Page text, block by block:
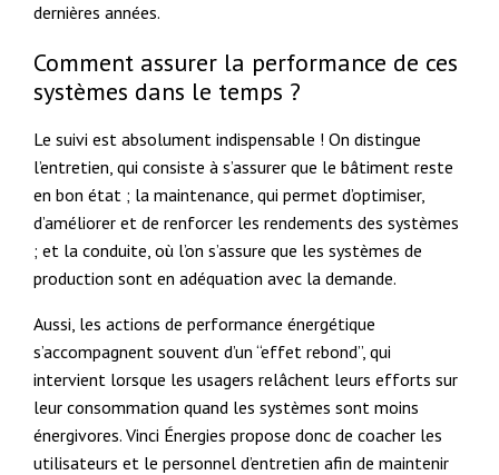
dernières années.
Comment assurer la performance de ces
systèmes dans le temps ?
Le suivi est absolument indispensable ! On distingue
l’entretien, qui consiste à s’assurer que le bâtiment reste
en bon état ; la maintenance, qui permet d’optimiser,
d’améliorer et de renforcer les rendements des systèmes
; et la conduite, où l’on s’assure que les systèmes de
production sont en adéquation avec la demande.
Aussi, les actions de performance énergétique
s’accompagnent souvent d’un “effet rebond”, qui
intervient lorsque les usagers relâchent leurs efforts sur
leur consommation quand les systèmes sont moins
énergivores. Vinci Énergies propose donc de coacher les
utilisateurs et le personnel d’entretien afin de maintenir